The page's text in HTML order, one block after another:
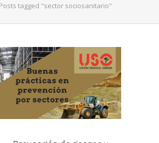
Posts tagged "sector sociosanitario"